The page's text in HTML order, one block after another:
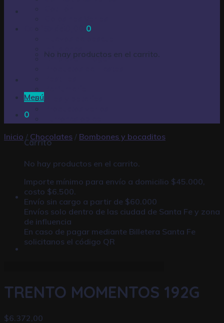
Carrito / 0
No hay productos en el carrito.
Menú
0
Carrito
No hay productos en el carrito.
Importe mínimo para envío a domicilio $45.000,
costo $6.500.
Envío sin cargo a partir de $60.000
Envíos solo dentro de las ciudad de Santa Fe y zona
de influencia
En caso de pagar mediante Billetera Santa Fe
solicitanos el código QR
Limpieza – Hogar
Inicio / Chocolates / Bombones y bocaditos
TRENTO MOMENTOS 192G
$6.372,00